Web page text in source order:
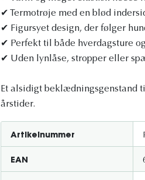
✔ Termotrøje med en blød
✔ Figursyet design, der følger
✔ Perfekt til både hverdagsture
✔ Uden lynlåse, stropper eller
Et alsidigt beklædningsgenstand
årstider.
Artikelnummer
EAN